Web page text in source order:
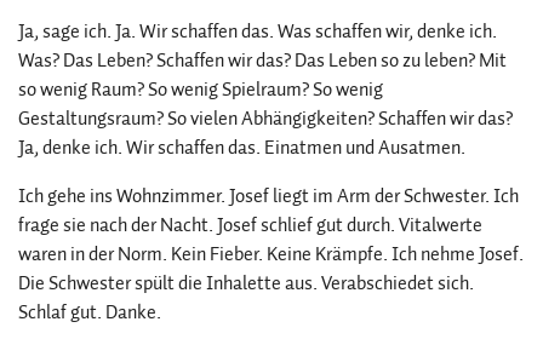
Ja, sage ich. Ja. Wir schaffen das. Was schaffen wir, denke ich.
Was? Das Leben? Schaffen wir das? Das Leben so zu leben? Mit
so wenig Raum? So wenig Spielraum? So wenig
Gestaltungsraum? So vielen Abhängigkeiten? Schaffen wir das?
Ja, denke ich. Wir schaffen das. Einatmen und Ausatmen.
Ich gehe ins Wohnzimmer. Josef liegt im Arm der Schwester. Ich
frage sie nach der Nacht. Josef schlief gut durch. Vitalwerte
waren in der Norm. Kein Fieber. Keine Krämpfe. Ich nehme Josef.
Die Schwester spült die Inhalette aus. Verabschiedet sich.
Schlaf gut. Danke.